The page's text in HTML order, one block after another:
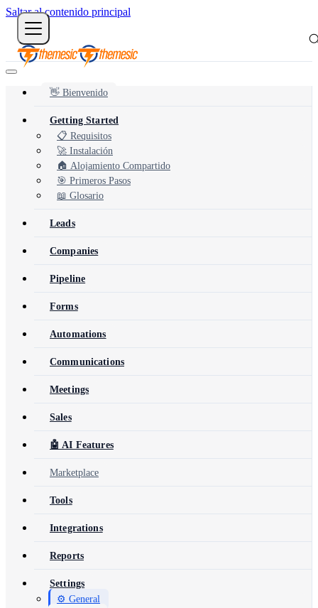
Saltar al contenido principal
👋 Bienvenido
Getting Started
📋 Requisitos
🚀 Instalación
🏠 Alojamiento Compartido
🎯 Primeros Pasos
📖 Glosario
Leads
Companies
Pipeline
Forms
Automations
Communications
Meetings
Sales
🤖 AI Features
Marketplace
Tools
Integrations
Reports
Settings
⚙️ General